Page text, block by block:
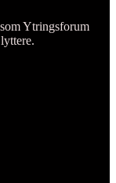
Ytringsforum